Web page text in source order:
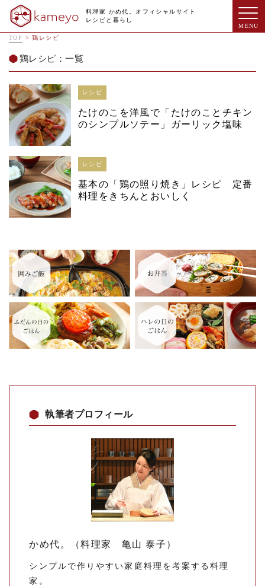
料理家 かめ代。オフィシャルサイト
レシピと暮らし
TOP >鶏レシピ
鶏レシピ：一覧
レシピ
たけのこを洋風で「たけのことチキン
のシンプルソテー」ガーリック塩味
レシピ
基本の「鶏の照り焼き」レシピ 定番
料理をきちんとおいしく
執筆者プロフィール
かめ代。（料理家 亀山 泰子）
シンプルで作りやすい家庭料理を考案する料理
家。